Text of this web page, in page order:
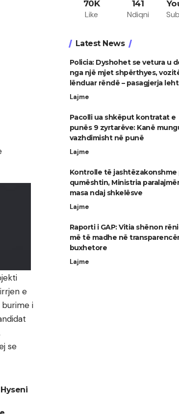
e
i
se
70K
Like
141
Ndiqni
Latest News
Policia: Dyshohet se vetura u
nga një mjet shpërthyes,
lënduar rëndë – pasagjerja
Lajme
Pacolli ua shkëput kontratat e
punës 9 zyrtarëve: Kanë
vazhdimisht në punë
Lajme
Kontrolle të jashtëzakonshme
qumështin, Ministria
masa ndaj shkelësve
Lajme
Raporti i GAP: Vitia shënon
më të madhe në
buxhetore
Lajme